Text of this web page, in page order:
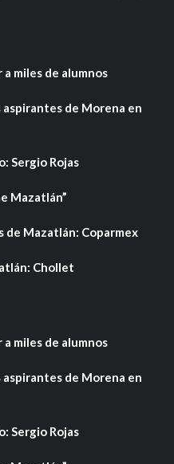
miles de alumnos
aspirantes de Morena en
Sergio Rojas
Mazatlán”
de Mazatlán: Coparmex
Chollet
miles de alumnos
aspirantes de Morena en
Sergio Rojas